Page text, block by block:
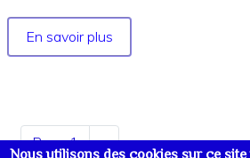
Nous utilisons des cookies sur ce
En savoir plus
Les
Cermtri
année
Pagination
Page 1
Page
››